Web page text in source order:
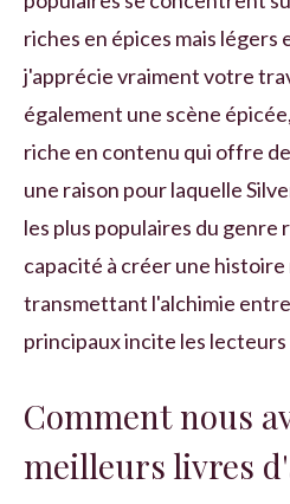
riches en épices mais légers
j'apprécie vraiment votre
également une scène
riche en contenu qui offre
une raison pour laquelle
les plus populaires du genre
capacité à créer une
transmettant l'alchimie
principaux incite les lecteurs
Comment nous
meilleurs livres